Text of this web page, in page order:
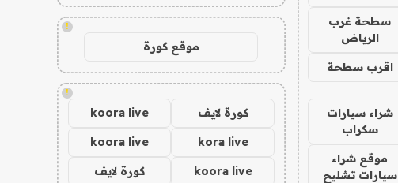
سطحة غرب
الرياض
اقرب سطحة
شراء سيارات
سكراب
موقع شراء
سيارات تشليح
!
موقع كورة
!
كورة لايف koora live
kora live
koora live
koora live كورة لايف